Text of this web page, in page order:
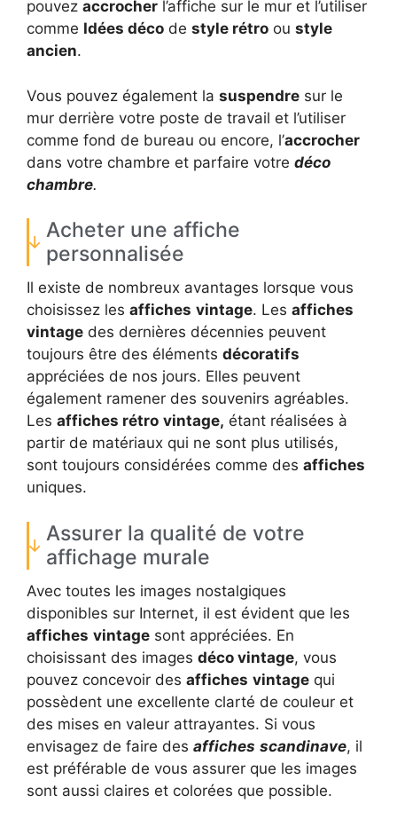
pouvez accrocher l’affiche sur le mur et l’utiliser
comme Idées déco de style rétro ou style
ancien.
Vous pouvez également la suspendre sur le
mur derrière votre poste de travail et l’utiliser
comme fond de bureau ou encore, l’accrocher
dans votre chambre et parfaire votre déco
chambre.
Acheter une affiche
personnalisée
Il existe de nombreux avantages lorsque vous
choisissez les affiches vintage. Les affiches
vintage des dernières décennies peuvent
toujours être des éléments décoratifs
appréciées de nos jours. Elles peuvent
également ramener des souvenirs agréables.
Les affiches rétro vintage, étant réalisées à
partir de matériaux qui ne sont plus utilisés,
sont toujours considérées comme des affiches
uniques.
Assurer la qualité de votre
affichage murale
Avec toutes les images nostalgiques
disponibles sur Internet, il est évident que les
affiches vintage sont appréciées. En
choisissant des images déco vintage, vous
pouvez concevoir des affiches vintage qui
possèdent une excellente clarté de couleur et
des mises en valeur attrayantes. Si vous
envisagez de faire des affiches scandinave, il
est préférable de vous assurer que les images
sont aussi claires et colorées que possible.